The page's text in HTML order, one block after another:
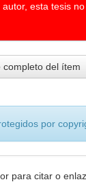
esta tesis
completo del ítem
por
para citar o